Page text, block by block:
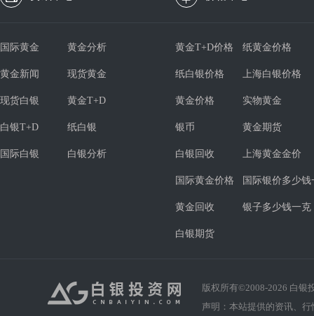
国际黄金 黄金分析
黄金新闻 现货黄金
现货白银 黄金T+D
白银T+D 纸白银
国际白银 白银分析
黄金T+D价格 纸黄金价格
纸白银价格 上海白银价格
黄金价格 实物黄金
银币 黄金期货
白银回收 上海黄金金价
国际黄金价格 国际银价多少钱
黄金回收 银子多少钱一克
白银期货
版权所有©2008-2026 白银
声明：本站提供的资讯、